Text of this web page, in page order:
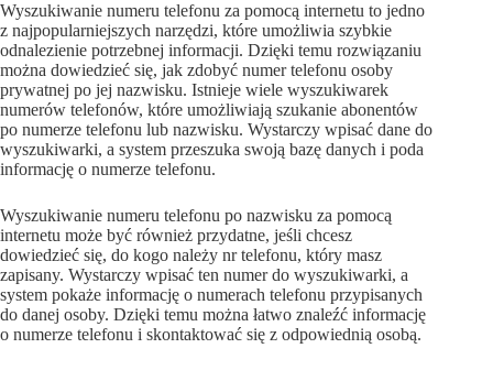
Wyszukiwanie numeru telefonu za pomocą internetu to jedno
z najpopularniejszych narzędzi, które umożliwia szybkie
odnalezienie potrzebnej informacji. Dzięki temu rozwiązaniu
można dowiedzieć się, jak zdobyć numer telefonu osoby
prywatnej po jej nazwisku. Istnieje wiele wyszukiwarek
numerów telefonów, które umożliwiają szukanie abonentów
po numerze telefonu lub nazwisku. Wystarczy wpisać dane do
wyszukiwarki, a system przeszuka swoją bazę danych i poda
informację o numerze telefonu.
Wyszukiwanie numeru telefonu po nazwisku za pomocą
internetu może być również przydatne, jeśli chcesz
dowiedzieć się, do kogo należy nr telefonu, który masz
zapisany. Wystarczy wpisać ten numer do wyszukiwarki, a
system pokaże informację o numerach telefonu przypisanych
do danej osoby. Dzięki temu można łatwo znaleźć informację
o numerze telefonu i skontaktować się z odpowiednią osobą.